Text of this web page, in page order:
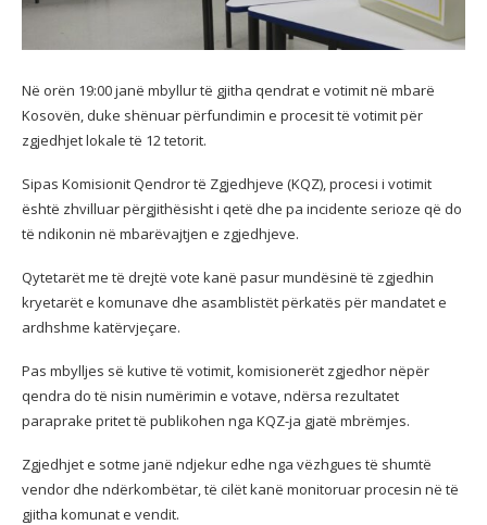
Në orën 19:00 janë mbyllur të gjitha qendrat e votimit në mbarë
Kosovën, duke shënuar përfundimin e procesit të votimit për
zgjedhjet lokale të 12 tetorit.
Sipas Komisionit Qendror të Zgjedhjeve (KQZ), procesi i votimit
është zhvilluar përgjithësisht i qetë dhe pa incidente serioze që do
të ndikonin në mbarëvajtjen e zgjedhjeve.
Qytetarët me të drejtë vote kanë pasur mundësinë të zgjedhin
kryetarët e komunave dhe asamblistët përkatës për mandatet e
ardhshme katërvjeçare.
Pas mbylljes së kutive të votimit, komisionerët zgjedhor nëpër
qendra do të nisin numërimin e votave, ndërsa rezultatet
paraprake pritet të publikohen nga KQZ-ja gjatë mbrëmjes.
Zgjedhjet e sotme janë ndjekur edhe nga vëzhgues të shumtë
vendor dhe ndërkombëtar, të cilët kanë monitoruar procesin në të
gjitha komunat e vendit.